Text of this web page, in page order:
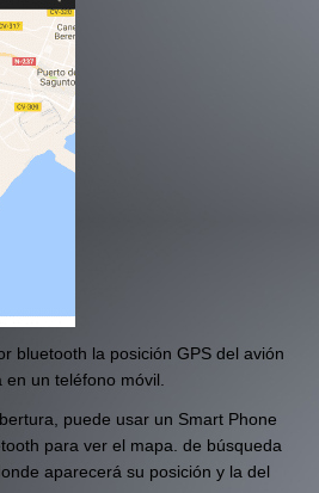
bluetooth la posición GPS del avión
un teléfono móvil.
puede usar un Smart Phone
para ver el mapa. de búsqueda
aparecerá su posición y la del